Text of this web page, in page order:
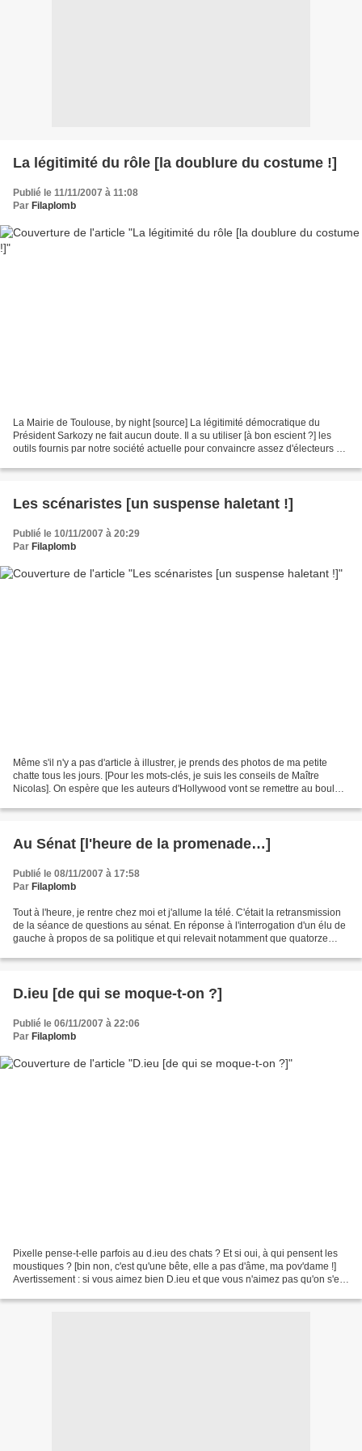
La légitimité du rôle [la doublure du costume !]
Publié le 11/11/2007 à 11:08
Par Filaplomb
La Mairie de Toulouse, by night [source] La légitimité démocratique du
Président Sarkozy ne fait aucun doute. Il a su utiliser [à bon escient ?] les
outils fournis par notre société actuelle pour convaincre assez d'électeurs du
Les scénaristes [un suspense haletant !]
Publié le 10/11/2007 à 20:29
Par Filaplomb
Même s'il n'y a pas d'article à illustrer, je prends des photos de ma petite
chatte tous les jours. [Pour les mots-clés, je suis les conseils de Maître
Nicolas]. On espère que les auteurs d'Hollywood vont se remettre au boulot
Au Sénat [l'heure de la promenade…]
Publié le 08/11/2007 à 17:58
Par Filaplomb
Tout à l'heure, je rentre chez moi et j'allume la télé. C'était la retransmission
de la séance de questions au sénat. En réponse à l'interrogation d'un élu de
gauche à propos de sa politique et qui relevait notamment que quatorze
D.ieu [de qui se moque-t-on ?]
Publié le 06/11/2007 à 22:06
Par Filaplomb
Pixelle pense-t-elle parfois au d.ieu des chats ? Et si oui, à qui pensent les
moustiques ? [bin non, c'est qu'une bête, elle a pas d'âme, ma pov'dame !]
Avertissement : si vous aimez bien D.ieu et que vous n'aimez pas qu'on s'en